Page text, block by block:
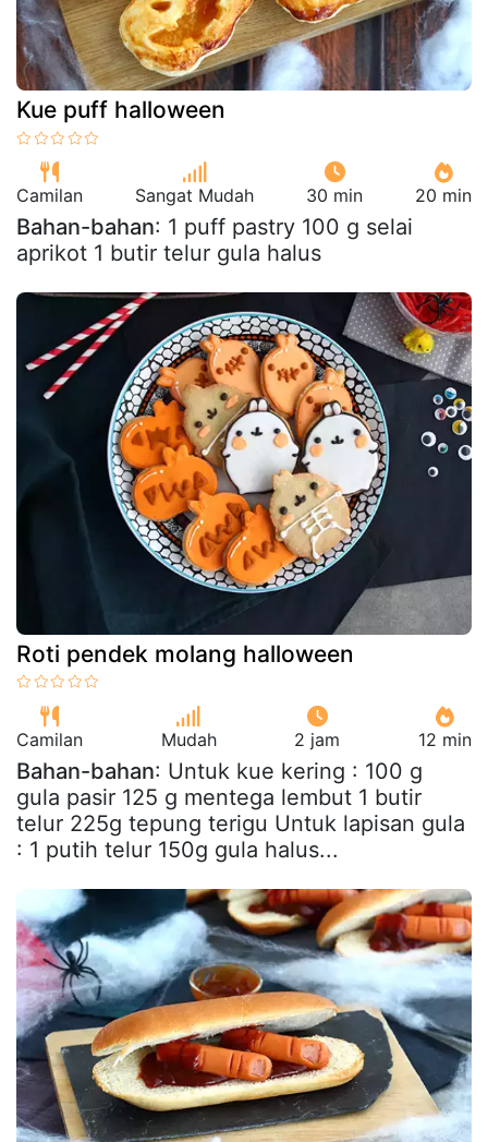
Kue puff halloween
Camilan Sangat Mudah 30 min 20 min
Bahan-bahan: 1 puff pastry 100 g selai
aprikot 1 butir telur gula halus
Roti pendek molang halloween
Camilan Mudah 2 jam 12 min
Bahan-bahan: Untuk kue kering : 100 g
gula pasir 125 g mentega lembut 1 butir
telur 225g tepung terigu Untuk lapisan gula
: 1 putih telur 150g gula halus...